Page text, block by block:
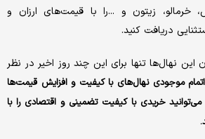
خرمالو، زیتون و ...را با قیمت‌های ارزان و
دریافت کنید.
این نهال‌ها تنها برای این چند روز اخیر در نظر
موجودی نهال‌های با کیفیت و افزایش قیمت‌ها
خریدی با کیفیت تضمینی و اقتصادی را با